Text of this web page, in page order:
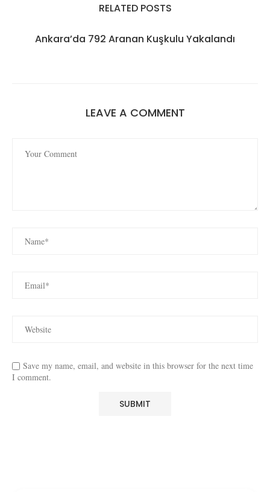
RELATED POSTS
Ankara’da 792 Aranan Kuşkulu Yakalandı
LEAVE A COMMENT
Save my name, email, and website in this browser for the next time
I comment.